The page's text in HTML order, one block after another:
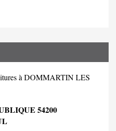
à DOMMARTIN LES
54200